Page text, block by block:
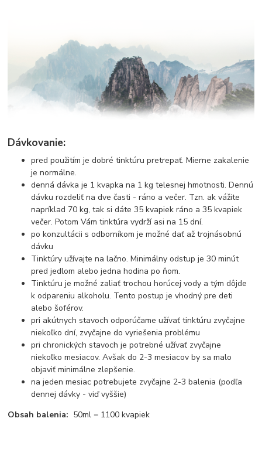
Dávkovanie:
pred použitím je dobré tinktúru pretrepať. Mierne zakalenie
je normálne.
denná dávka je 1 kvapka na 1 kg telesnej hmotnosti. Dennú
dávku rozdeliť na dve časti - ráno a večer. Tzn. ak vážite
napríklad 70 kg, tak si dáte 35 kvapiek ráno a 35 kvapiek
večer. Potom Vám tinktúra vydrží asi na 15 dní.
po konzultácii s odborníkom je možné dať až trojnásobnú
dávku
Tinktúry užívajte na lačno. Minimálny odstup je 30 minút
pred jedlom alebo jedna hodina po ňom.
Tinktúru je možné zaliať trochou horúcej vody a tým dôjde
k odpareniu alkoholu. Tento postup je vhodný pre deti
alebo šoférov.
pri akútnych stavoch odporúčame užívať tinktúru zvyčajne
niekoľko dní, zvyčajne do vyriešenia problému
pri chronických stavoch je potrebné užívať zvyčajne
niekoľko mesiacov. Avšak do 2-3 mesiacov by sa malo
objaviť minimálne zlepšenie.
na jeden mesiac potrebujete zvyčajne 2-3 balenia (podľa
dennej dávky - viď vyššie)
Obsah balenia: 50ml = 1100 kvapiek